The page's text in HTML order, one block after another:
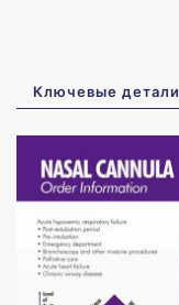
Ключевые детали